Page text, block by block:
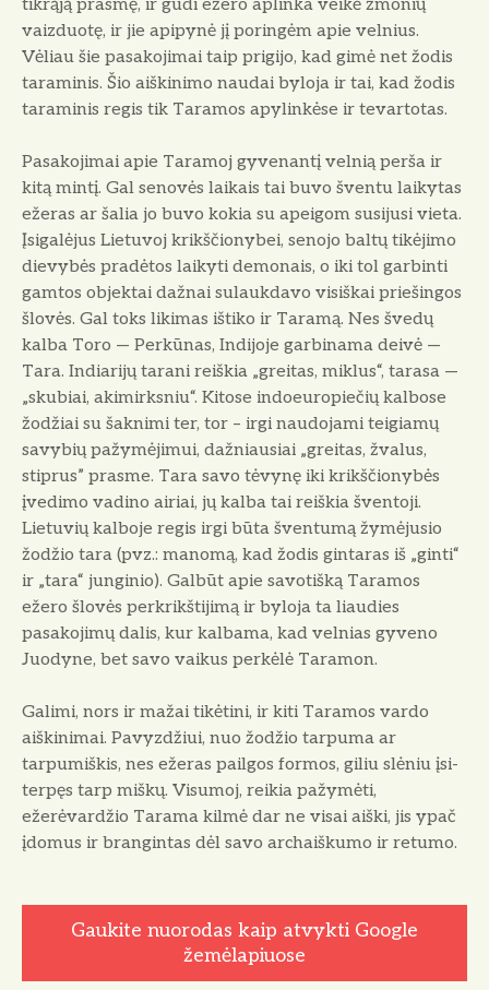
tikrąją prasmę, ir gūdi ežero aplinka veikė žmonių
vaizduotę, ir jie apipynė jį poringėm apie vel­nius.
Vėliau šie pasakojimai taip prigijo, kad gimė net žodis
ta­raminis. Šio aiškinimo naudai byloja ir tai, kad žodis
tarami­nis regis tik Taramos apylinkė­se ir tevartotas.
Pasakojimai apie Taramoj gyvenantį velnią perša ir
kitą mintį. Gal senovės laikais tai buvo šventu laikytas
ežeras ar šalia jo buvo kokia su apeigom susijusi vieta.
Įsigalėjus Lietu­voj krikščionybei, senojo baltų tikėjimo
dievybės pradėtos lai­kyti demonais, o iki tol garbinti
gamtos objektai dažnai sulaukda­vo visiškai priešingos
šlovės. Gal toks likimas ištiko ir Tara­mą. Nes švedų
kalba Toro — Perkūnas, Indijoje garbinama deivė —
Tara. Indiarijų tarani reiškia „greitas, miklus“, tarasa —
„skubiai, akimirksniu“. Ki­tose indoeuropiečių kalbose
žo­džiai su šaknimi ter, tor – irgi naudojami teigiamų
savybių pa­žymėjimui, dažniausiai „greitas, žvalus,
stiprus” prasme. Tara sa­vo tėvynę iki krikščionybės
įve­dimo vadino airiai, jų kalba tai reiškia šventoji.
Lietuvių kalbo­je regis irgi būta šventumą žy­mėjusio
žodžio tara (pvz.: ma­nomą, kad žodis gintaras iš „gin­ti“
ir „tara“ junginio). Galbūt apie savotišką Taramos
ežero šlovės perkrikštijimą ir byloja ta liaudies
pasakojimų dalis, kur kalbama, kad velnias gyveno
Juodyne, bet savo vaikus perkė­lė Taramon.
Galimi, nors ir mažai tikėtini, ir kiti Taramos vardo
aiškini­mai. Pavyzdžiui, nuo žodžio tarpuma ar
tarpumiškis, nes ežeras pailgos formos, giliu slėniu įsi­
terpęs tarp miškų. Visumoj, rei­kia pažymėti,
ežerėvardžio Tara­ma kilmė dar ne visai aiški, jis ypač
įdomus ir brangintas dėl savo archaiškumo ir retumo.
Gaukite nuorodas kaip atvykti Google
žemėlapiuose